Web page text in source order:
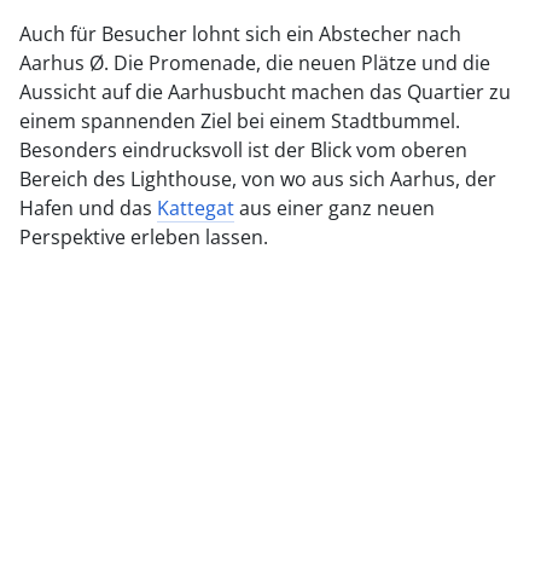
Auch für Besucher lohnt sich ein Abstecher nach
Aarhus Ø. Die Promenade, die neuen Plätze und die
Aussicht auf die Aarhusbucht machen das Quartier zu
einem spannenden Ziel bei einem Stadtbummel.
Besonders eindrucksvoll ist der Blick vom oberen
Bereich des Lighthouse, von wo aus sich Aarhus, der
Hafen und das Kattegataus einer ganz neuen
Perspektive erleben lassen.